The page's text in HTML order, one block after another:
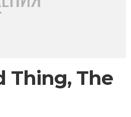
Thing, The